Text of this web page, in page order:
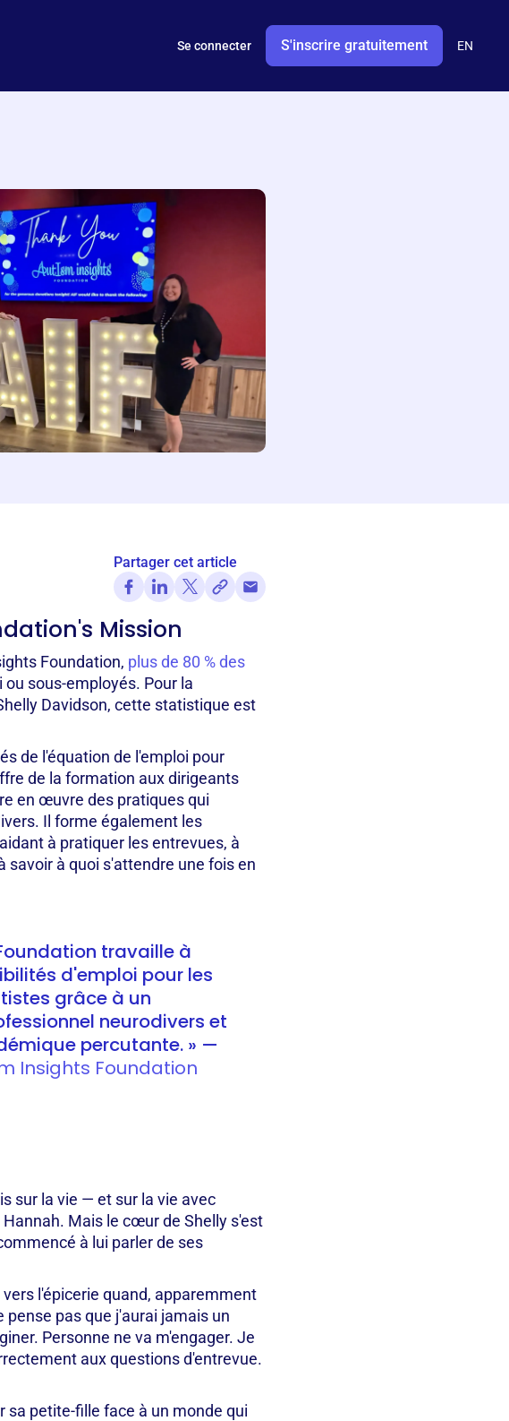
Se connecter S'inscrire gratuitement EN
Partager cet article
Mission
Foundation, plus de 80 % des
sous-employés. Pour la
Davidson, cette statistique est
de l'équation de l'emploi pour
de la formation aux dirigeants
en œuvre des pratiques qui
Il forme également les
à pratiquer les entrevues, à
à quoi s'attendre une fois en
travaille à
d'emploi pour les
grâce à un
neurodivers et
percutante. » —
Insights Foundation
sur la vie — et sur la vie avec
Mais le cœur de Shelly s'est
à lui parler de ses
l'épicerie quand, apparemment
pense pas que j'aurai jamais un
Personne ne va m'engager. Je
aux questions d'entrevue.
sa petite-fille face à un monde qui